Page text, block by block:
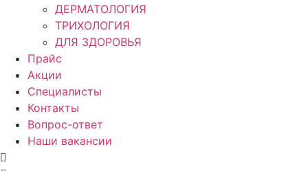
ДЕРМАТОЛОГИЯ
ТРИХОЛОГИЯ
ДЛЯ ЗДОРОВЬЯ
Прайс
Акции
Специалисты
Контакты
Вопрос-ответ
Наши вакансии